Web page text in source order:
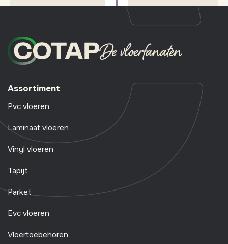
Assortiment
Pvc vloeren
Laminaat vloeren
Vinyl vloeren
Tapijt
Parket
Evc vloeren
Vloertoebehoren